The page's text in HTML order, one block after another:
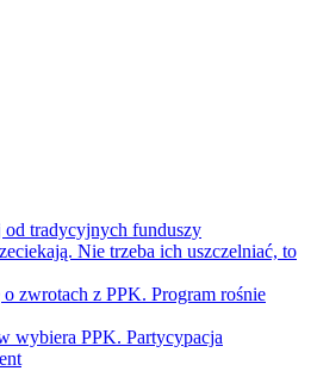
od tradycyjnych funduszy
Nie trzeba ich uszczelniać, to
zwrotach z PPK. Program rośnie
wybiera PPK. Partycypacja